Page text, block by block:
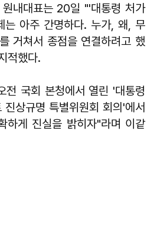
내대표는 20일 "'대통령 처가
는 아주 간명하다. 누가, 왜, 무
거쳐서 종점을 연결하려고 했
적했다.
전 국회 본청에서 열린 '대통령
상규명 특별위원회 회의'에서
하게 진실을 밝히자"라며 이같